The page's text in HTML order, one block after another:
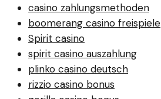
casino zahlungsmethoden
boomerang casino freispiele
Spirit casino
spirit casino auszahlung
plinko casino deutsch
rizzio casino bonus